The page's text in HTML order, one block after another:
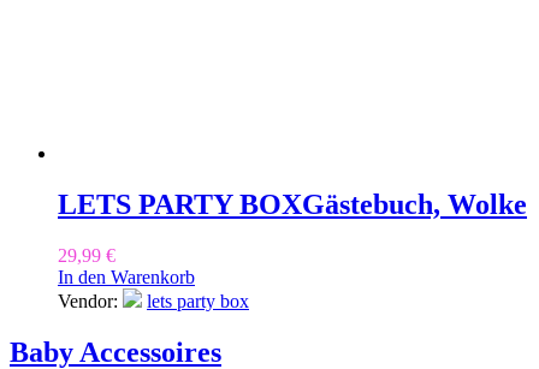
LETS PARTY BOXGästebuch, Wolke
29,99 €
In den Warenkorb
Vendor:
lets party box
Baby Accessoires